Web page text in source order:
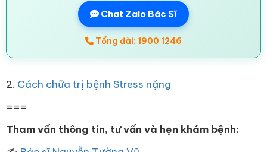
Chat Zalo Bác Sĩ
Tổng đài: 1900 1246
2. Cách chữa trị bệnh Stress nặng
===
Tham vấn thông tin, tư vấn và hẹn khám bệnh: